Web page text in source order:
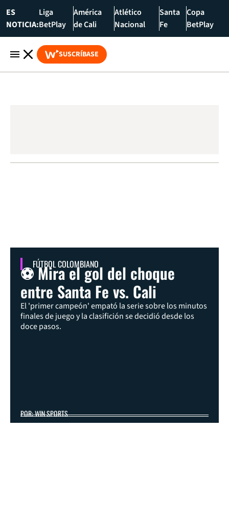
ES
NOTICIA:
Liga
BetPlay
América
de Cali
Atlético
Nacional
Santa
Fe
Copa
BetPlay
SUSCRÍBASE
FÚTBOL COLOMBIANO
⚽ Mira el gol del choque
entre Santa Fe vs. Cali
El 'primer campeón' empató la serie sobre los minutos
finales de juego y la clasifición se decidió desde los
doce pasos.
POR: WIN SPORTS